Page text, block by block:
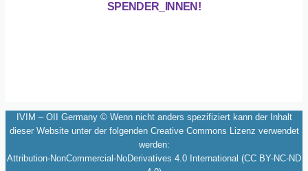
SPENDER_INNEN!
IVIM – OII Germany © Wenn nicht anders spezifiziert kann der Inhalt
dieser Website unter der folgenden Creative Commons Lizenz verwendet
werden:
Attribution-NonCommercial-NoDerivatives 4.0 International (CC BY-NC-ND